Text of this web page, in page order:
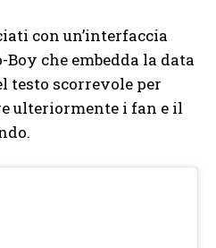
con un’interfaccia
che embedda la data
testo scorrevole per
ulteriormente i fan e il